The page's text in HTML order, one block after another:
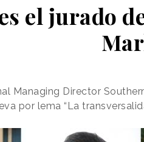
el jurado
Managing Director
por lema “La